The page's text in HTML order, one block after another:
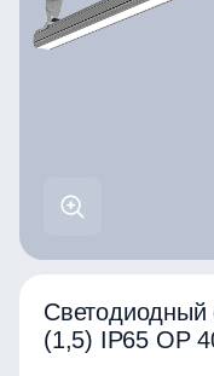
Светодиодный
(1,5) IP65 OP